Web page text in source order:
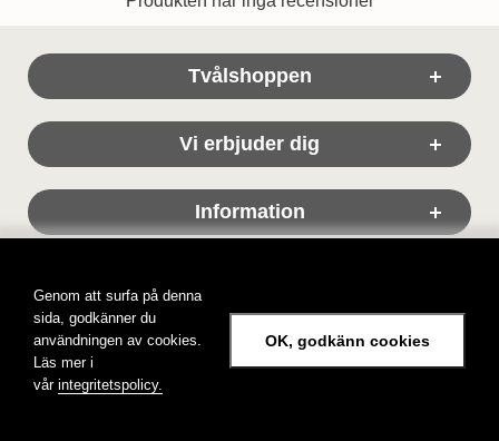
Genom att surfa på denna
sida, godkänner du
användningen av cookies.
Läs mer i
vår integritetspolicy.
OK, godkänn cookies
Sidfot Blandad info och länkar
Tvålshoppen
Vi erbjuder dig
Information
Tvålshoppen, tvål på nätet!